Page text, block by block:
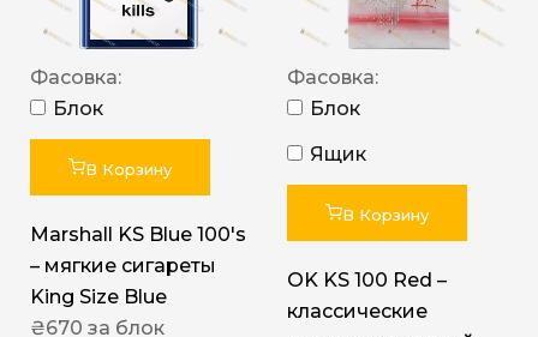
Фасовка:
Блок
В Корзину
Marshall KS Blue 100's
– мягкие сигареты
King Size Blue
₴670 за блок
Фасовка:
Блок
Ящик
В Корзину
OK KS 100 Red –
классические